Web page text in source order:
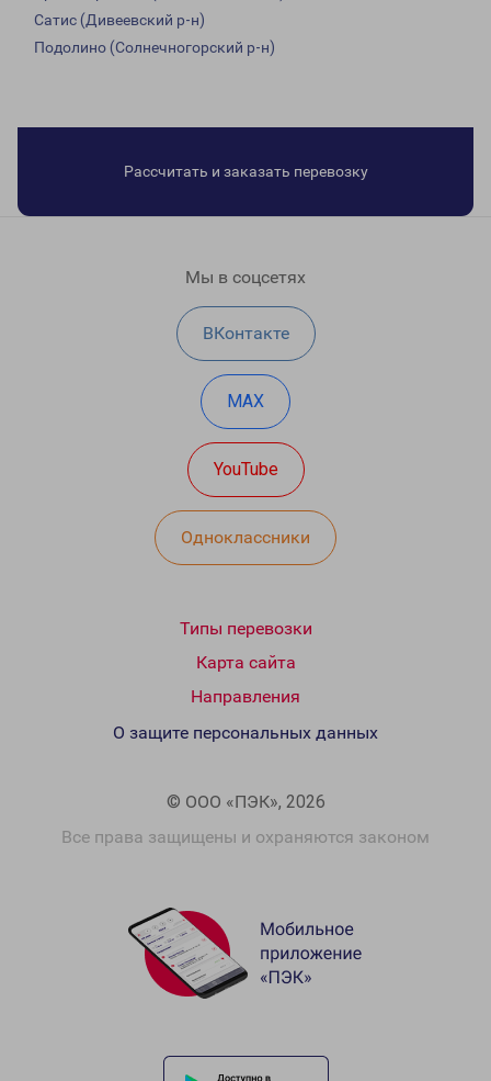
Сатис (Дивеевский р-н)
Подолино (Солнечногорский р-н)
Рассчитать и заказать перевозку
Мы в соцсетях
ВКонтакте
MAX
YouTube
Одноклассники
Типы перевозки
Карта сайта
Направления
© ООО «ПЭК», 2026
Все права защищены и охраняются законом
О защите персональных данных